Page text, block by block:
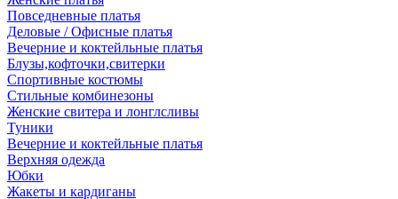
Повседневные платья
Деловые / Офисные платья
Вечерние и коктейльные платья
Блузы,кофточки,свитерки
Спортивные костюмы
Стильные комбинезоны
Женские свитера и лонглсливы
Туники
Вечерние и коктейльные платья
Верхняя одежда
Юбки
Жакеты и кардиганы